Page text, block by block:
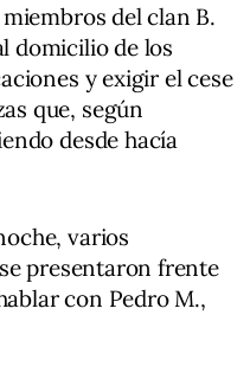
del clan B.
domicilio de los
y exigir el cese
que, según
desde hacía
varios
presentaron frente
con Pedro M.,